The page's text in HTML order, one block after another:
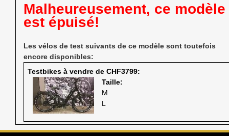
Malheureusement, ce modèle
est épuisé!
Les vélos de test suivants de ce modèle sont toutefois
encore disponibles:
Testbikes à vendre de CHF3799
Taille:
M
L